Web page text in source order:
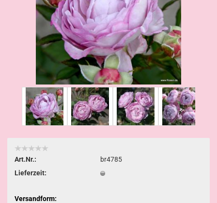
Art.Nr.:
br4785
Lieferzeit:
Versandform: